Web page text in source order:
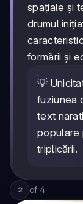
spațiale și
drumul
formării și
💡
fuziunea
text
populare
triplicării.
2 of 4